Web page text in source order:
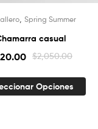
,Spring Summer
casual
$2,050.00
Opciones